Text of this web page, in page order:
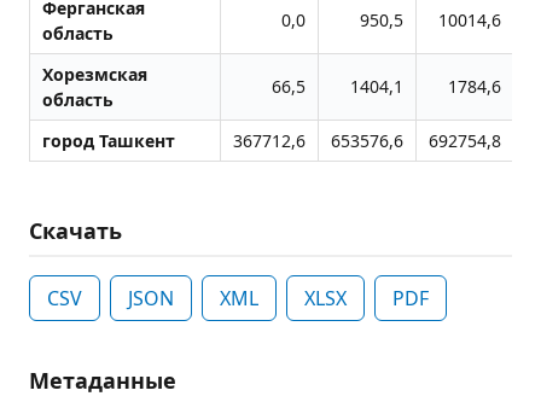
Ферганская
область
0,0 950,5 10014,6
Хорезмская
область
66,5 1404,1 1784,6
город Ташкент 367712,6 653576,6 692754,8
Скачать
CSV JSON XML XLSX PDF
Метаданные